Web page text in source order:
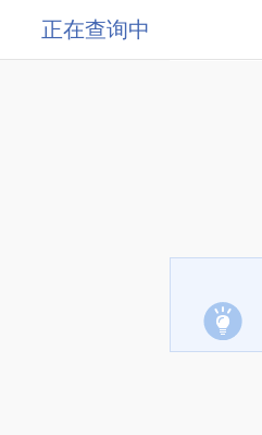
正在查询中